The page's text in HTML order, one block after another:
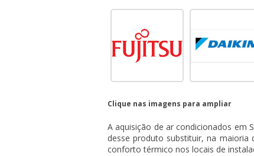
Clique nas imagens para ampliar
A aquisição de ar condicionados em
desse produto substituir, na
conforto térmico nos locais de